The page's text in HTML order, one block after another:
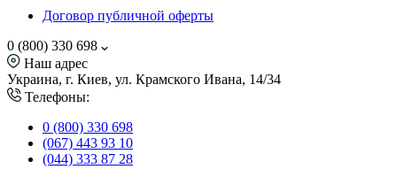
Договор публичной оферты
0 (800) 330 698
Наш адрес
Украина, г. Киев, ул. Крамского Ивана, 14/34
Телефоны:
0 (800) 330 698
(067) 443 93 10
(044) 333 87 28